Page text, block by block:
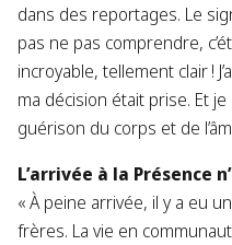
dans des reportages. Le
pas ne pas comprendre,
incroyable, tellement clair !
ma décision était prise. Et je
guérison du corps et de
L’arrivée à la Présence
« À peine arrivée, il y a eu
frères. La vie en